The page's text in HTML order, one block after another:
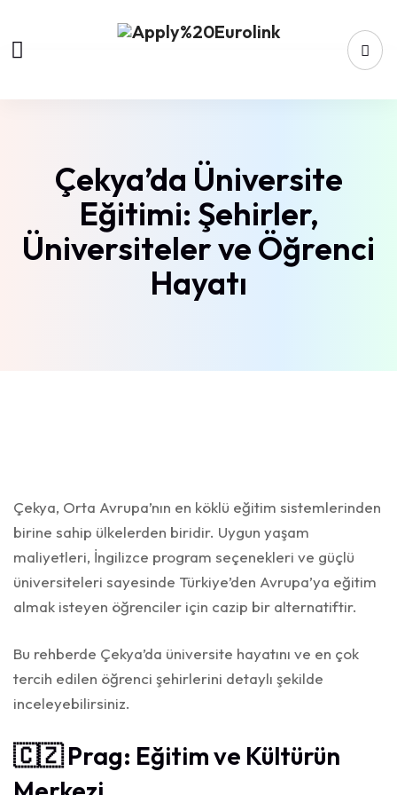
Çekya’da Üniversite
Eğitimi: Şehirler,
Üniversiteler ve Öğrenci
Hayatı
Çekya, Orta Avrupa’nın en köklü eğitim sistemlerinden
birine sahip ülkelerden biridir. Uygun yaşam
maliyetleri, İngilizce program seçenekleri ve güçlü
üniversiteleri sayesinde Türkiye’den Avrupa’ya eğitim
almak isteyen öğrenciler için cazip bir alternatiftir.
Bu rehberde Çekya’da üniversite hayatını ve en çok
tercih edilen öğrenci şehirlerini detaylı şekilde
inceleyebilirsiniz.
🇨🇿 Prag: Eğitim ve Kültürün